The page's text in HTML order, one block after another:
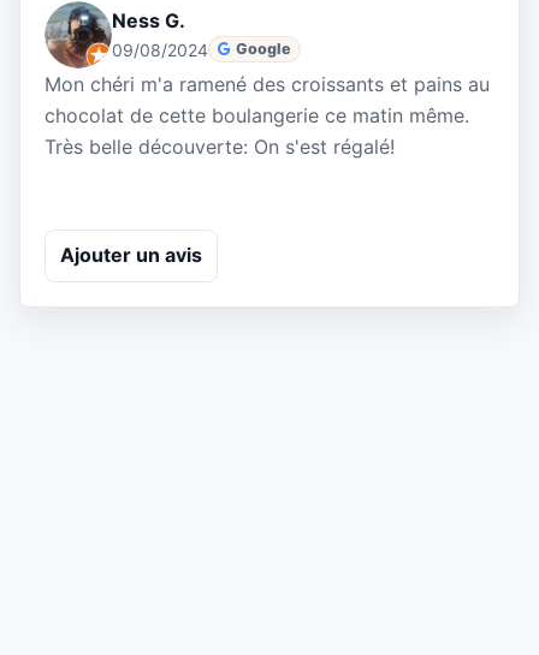
Ness G.
09/08/2024 Google
Mon chéri m'a ramené des croissants et pains au
chocolat de cette boulangerie ce matin même.
Très belle découverte: On s'est régalé!
Ajouter un avis